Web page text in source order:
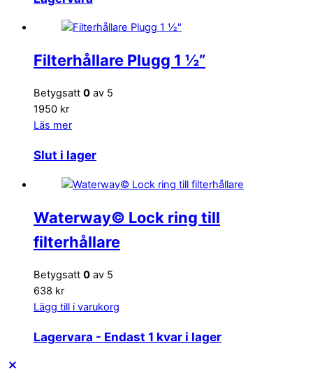
Filterhållare Plugg 1 ½”
Betygsatt 0 av 5
1950 kr
Läs mer
Slut i lager
Waterway© Lock ring till
filterhållare
Betygsatt 0 av 5
638 kr
Lägg till i varukorg
Lagervara - Endast 1 kvar i lager